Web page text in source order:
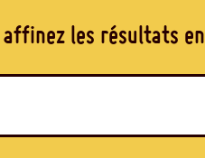
les résultats